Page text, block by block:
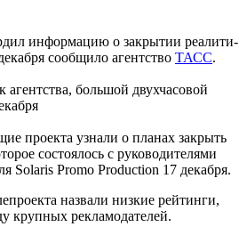
информацию о закрытии реалити-
сообщило агентство ТАСС.
агентства, большой двухчасовой
проекта узнали о планах закрыть
состоялось с руководителями
Solaris Promo Production 17 декабря.
назвали низкие рейтинги,
крупных рекламодателей.